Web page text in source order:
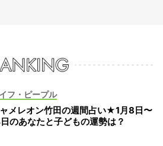
フ・ピープル
メレオン竹田の週間占い★1月8日〜
のあなたと子どもの運勢は？